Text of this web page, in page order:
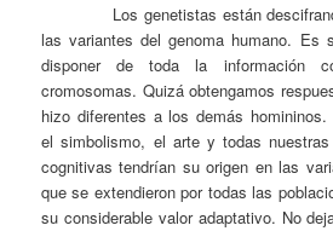
Los genetistas están
las variantes del genoma humano. Es
disponer de toda la información
cromosomas. Quizá obtengamos
hizo diferentes a los demás
el simbolismo, el arte y todas nuestras
cognitivas tendrían su origen en las
que se extendieron por todas las
su considerable valor adaptativo. No